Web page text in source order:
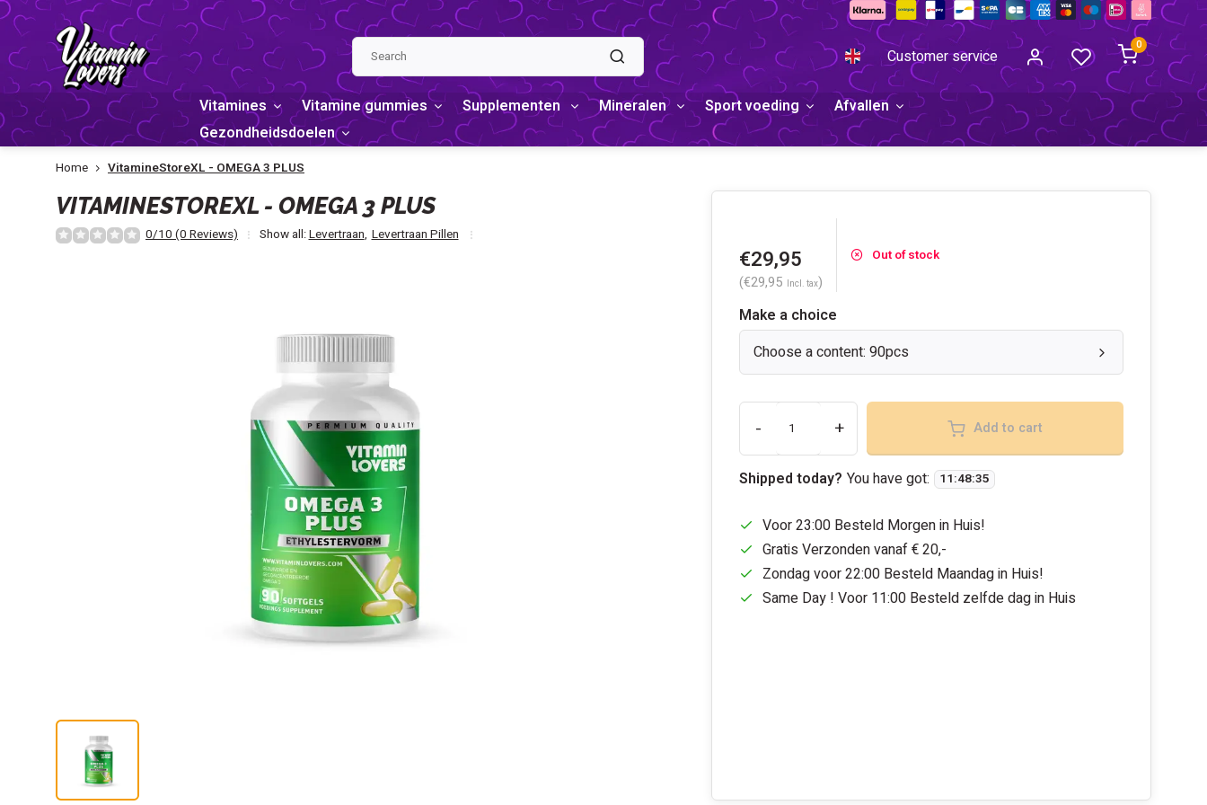
Customer service
0
Vitamines Vitamine gummies Supplementen Mineralen Sport voeding
Afvallen
Gezondheidsdoelen
Home VitamineStoreXL - OMEGA 3 PLUS
VITAMINESTOREXL - OMEGA 3 PLUS
0/10 (0 Reviews) Show all:Levertraan, Levertraan Pillen
€29,95
(€29,95 Incl. tax)
Out of stock
Make a choice
Choose a content: 90pcs
- + Add to cart
Shipped today? You have got: 11:48:34
Voor 23:00 Besteld Morgen in Huis!
Gratis Verzonden vanaf € 20,-
Zondag voor 22:00 Besteld Maandag in Huis!
Same Day ! Voor 11:00 Besteld zelfde dag in Huis